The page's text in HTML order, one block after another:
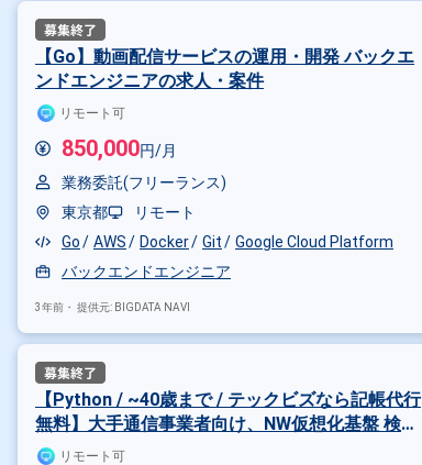
【Go】動画配信サービスの運用・開発 バックエ
ンドエンジニアの求人・案件
リモート可
850,000円/月
業務委託(フリーランス)
東京都
リモート
Go
AWS Docker Git
Google Cloud Platform
バックエンドエンジニア
3年前・ 提供元: BIGDATA NAVI
【Python / ~40歳まで / テックビズなら記帳代行
無料】大手通信事業者向け、NW仮想化基盤 検
証・構築作業
リモート可